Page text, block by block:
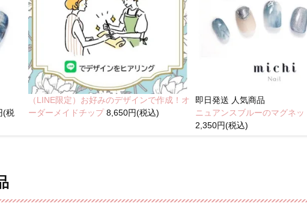
(税
（LINE限定）お好みのデザインで作成！オ
ーダーメイドチップ8,650円(税込)
即日発送 人気商品
ニュアンスブルーのマグネッ
2,350円(税込)